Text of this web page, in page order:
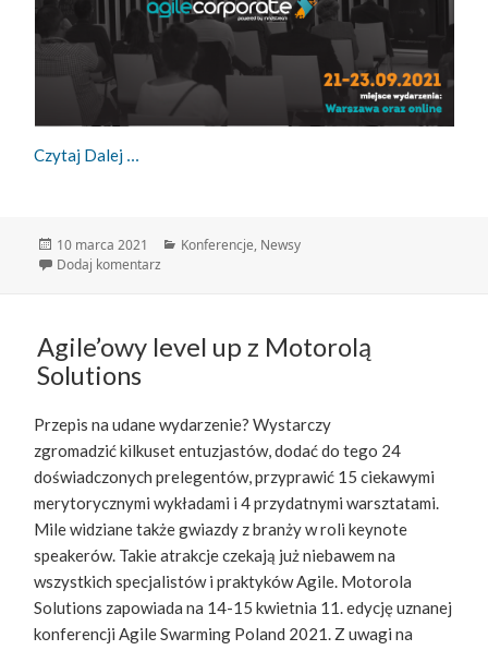
Czytaj Dalej
Data
publikacji
10 marca 2021 Kategorie
Konferencje, Newsy
Dodaj komentarz
Agile’owy level up z Motorolą
Solutions
Przepis na udane wydarzenie? Wystarczy
zgromadzić kilkuset entuzjastów, dodać do tego 24
doświadczonych prelegentów, przyprawić 15 ciekawymi
merytorycznymi wykładami i 4 przydatnymi warsztatami.
Mile widziane także gwiazdy z branży w roli keynote
speakerów. Takie atrakcje czekają już niebawem na
wszystkich specjalistów i praktyków Agile. Motorola
Solutions zapowiada na 14-15 kwietnia 11. edycję uznanej
konferencji Agile Swarming Poland 2021. Z uwagi na